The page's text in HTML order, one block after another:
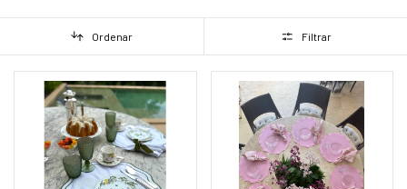
Ordenar Filtrar